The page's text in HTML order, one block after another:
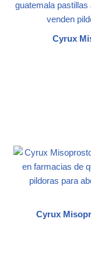
Cyrux
Cyrux